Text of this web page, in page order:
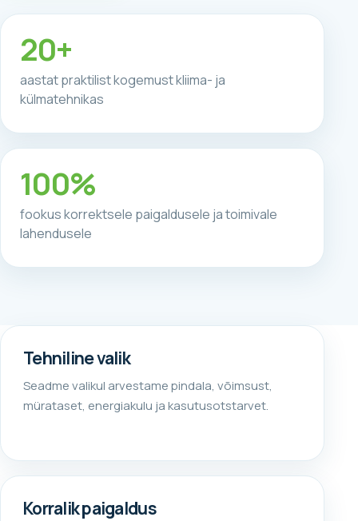
20+
aastat praktilist kogemust kliima- ja
külmatehnikas
100%
fookus korrektsele paigaldusele ja toimivale
lahendusele
Tehniline valik
Seadme valikul arvestame pindala, võimsust,
mürataset, energiakulu ja kasutusotstarvet.
Korralik paigaldus